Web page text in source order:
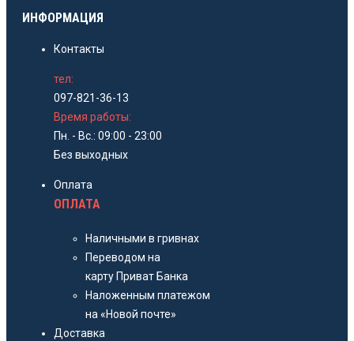
ИНФОРМАЦИЯ
Контакты
тел:
097-821-36-13
Время работы:
Пн. - Вс.: 09:00 - 23:00
Без выходных
Оплата
ОПЛАТА
Наличными в гривнах
Переводом на
карту Приват Банка
Наложенным платежом
на «Новой почте»
Доставка